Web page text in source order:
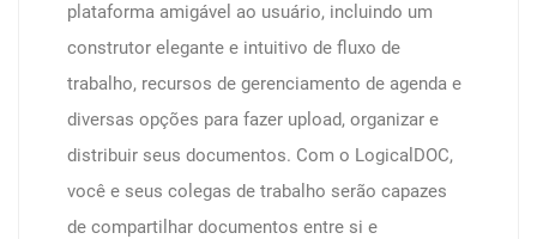
plataforma amigável ao usuário, incluindo um
construtor elegante e intuitivo de fluxo de
trabalho, recursos de gerenciamento de agenda e
diversas opções para fazer upload, organizar e
distribuir seus documentos. Com o LogicalDOC,
você e seus colegas de trabalho serão capazes
de compartilhar documentos entre si e